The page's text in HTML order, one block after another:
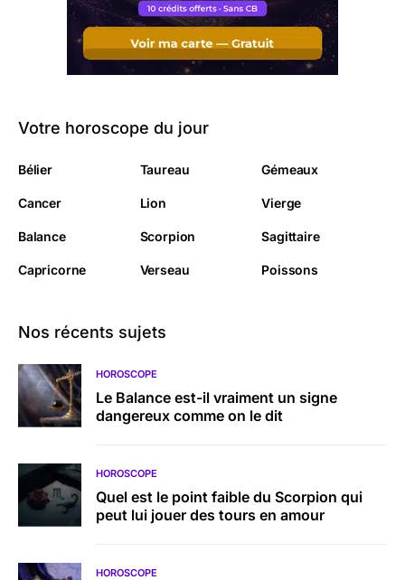
Votre horoscope du jour
Bélier Taureau Gémeaux
Cancer Lion Vierge
Balance Scorpion Sagittaire
Capricorne Verseau Poissons
Nos récents sujets
HOROSCOPE
Le Balance est-il vraiment un signe
dangereux comme on le dit
HOROSCOPE
Quel est le point faible du Scorpion qui
peut lui jouer des tours en amour
HOROSCOPE